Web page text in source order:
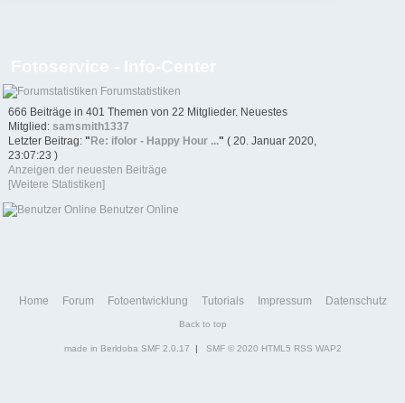
Forumstatistiken
666 Beiträge in 401 Themen von 22 Mitglieder. Neuestes
Mitglied:samsmith1337
Letzter Beitrag:"Re: ifolor - Happy Hour ..." ( 20. Januar 2020,
23:07:23 )
Anzeigen der neuesten Beiträge
[Weitere Statistiken]
Benutzer Online
Home Forum Fotoentwicklung Tutorials Impressum Datenschutz
Back to top
made in Berldoba SMF 2.0.17 | SMF © 2020 HTML5 RSS WAP2